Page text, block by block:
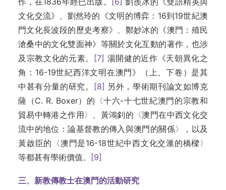
文化交流》、劉然玲的《文明的博弈：16到19世紀澳
門文化長波段的歷史考察》、鄭妙冰的《澳門：殖民
滄桑中的文化雙面神》等關於文化互動的著作，也涉
及宗教文化的元素。
[7] 湯開健的近作《天朝異化之
角：16-19世紀西洋文明在澳門》（上、下卷）是其
中甚有分量的研究。
[8] 另外，學術期刊論文如博克
薩（C. R. Boxer）的〈十六-十七世紀澳門的宗教和
貿易中轉港之作用〉、黃鴻釗的〈澳門在中西文化交
流中的地位：論基督教的傳入與澳門的關係〉，以及
黃啟臣的〈澳門是16-18世紀中西文化交滙的橋樑〉
等都甚有學術價值。
[9]
三、新教傳教士在澳門的活動研究